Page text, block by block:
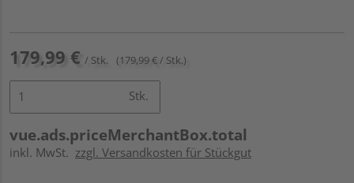
179,99 € / Stk. (179,99 € / Stk.)
Stk.
vue.ads.priceMerchantBox.total
inkl. MwSt. zzgl. Versandkosten für Stückgut